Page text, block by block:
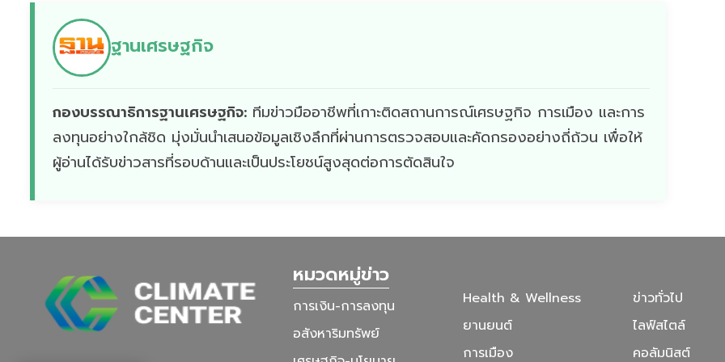
ฐานเศรษฐกิจ
กองบรรณาธิการฐานเศรษฐกิจ: ทีมข่าวมืออาชีพที่เกาะติดสถานการณ์เศรษฐกิจ การเมือง และการ
ลงทุนอย่างใกล้ชิด มุ่งมั่นนำเสนอข้อมูลเชิงลึกที่ผ่านการตรวจสอบและคัดกรองอย่างถี่ถ้วน เพื่อให้
ผู้อ่านได้รับข่าวสารที่รอบด้านและเป็นประโยชน์สูงสุดต่อการตัดสินใจ
หมวดหมู่ข่าว
การเงิน-การลงทุน
อสังหาริมทรัพย์
Health & Wellness
ยานยนต์
การเมือง
ข่าวทั่วไป
ไลฟ์สไตล์
คอลัมนิสต์